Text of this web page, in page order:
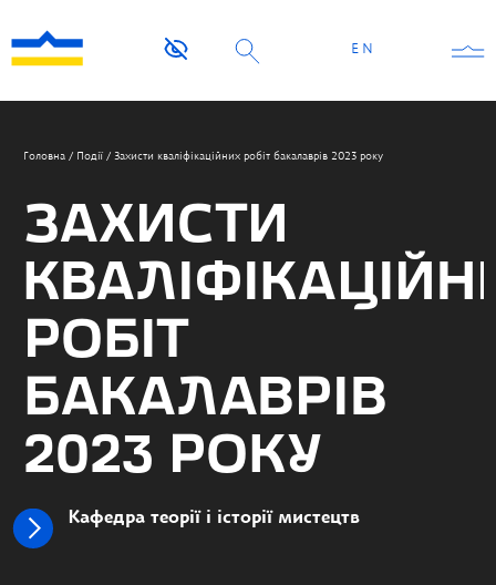
EN
Головна / Події / Захисти кваліфікаційних робіт бакалаврів 2023 року
ЗАХИСТИ
РОБІТ
БАКАЛАВРІВ
2023 РОКУ
Кафедра теорії і історії мистецтв